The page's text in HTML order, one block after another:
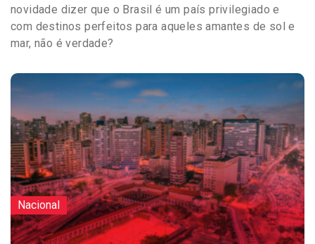
novidade dizer que o Brasil é um país privilegiado e
com destinos perfeitos para aqueles amantes de sol e
mar, não é verdade?
Nacional